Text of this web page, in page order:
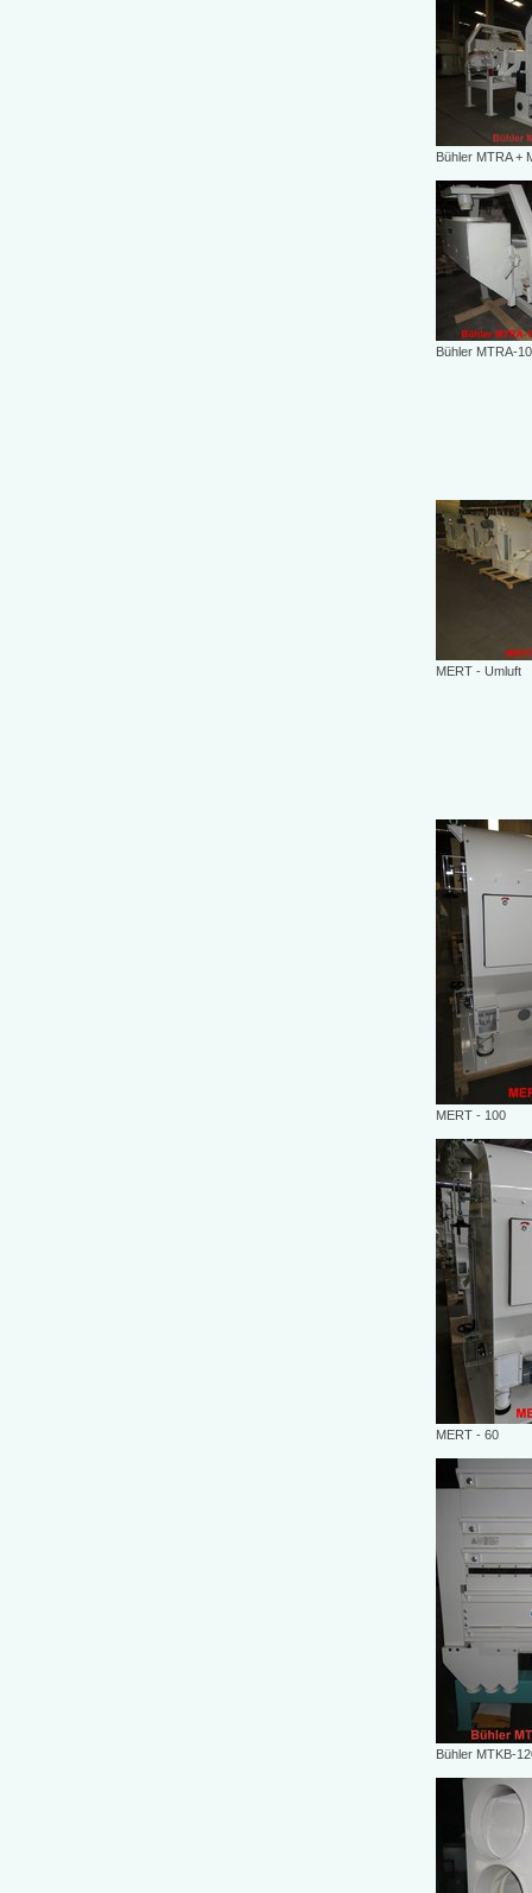
Bühler MTRA +
Bühler MTRA-
MERT - Umluft
MERT - 100
MERT - 60
Bühler MTKB-